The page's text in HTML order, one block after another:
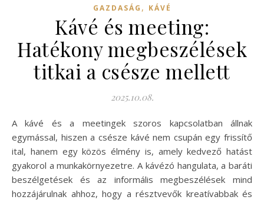
GAZDASÁG , KÁVÉ
Kávé és meeting:
Hatékony megbeszélések
titkai a csésze mellett
2025.10.08.
A kávé és a meetingek szoros kapcsolatban állnak
egymással, hiszen a csésze kávé nem csupán egy frissítő
ital, hanem egy közös élmény is, amely kedvező hatást
gyakorol a munkakörnyezetre. A kávézó hangulata, a baráti
beszélgetések és az informális megbeszélések mind
hozzájárulnak ahhoz, hogy a résztvevők kreatívabbak és